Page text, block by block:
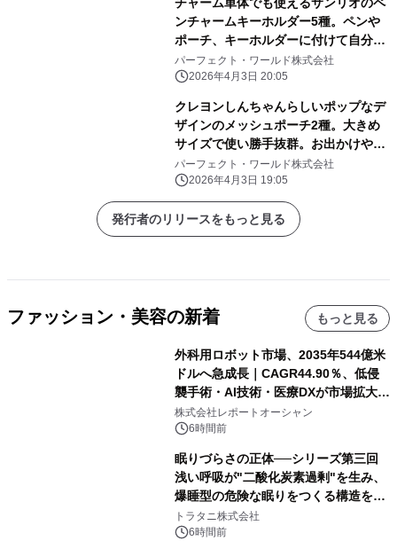
ンチャームキーホルダー5種。ペンや
ポーチ、キーホルダーに付けて自分だ
けのアレンジしよう
パーフェクト・ワールド株式会社
2026年4月3日 20:05
クレヨンしんちゃんらしいポップなデ
ザインのメッシュポーチ2種。大きめ
サイズで使い勝手抜群。お出かけや旅
行にぜひ！
パーフェクト・ワールド株式会社
2026年4月3日 19:05
発行者のリリースをもっと見る
ファッション・美容の新着 もっと見る
外科用ロボット市場、2035年544億米
ドルへ急成長｜CAGR44.90％、低侵
襲手術・AI技術・医療DXが市場拡大を
牽引
株式会社レポートオーシャン
6時間前
眠りづらさの正体──シリーズ第三回
浅い呼吸が"二酸化炭素過剰"を生み、
爆睡型の危険な眠りをつくる構造を解
説
トラタニ株式会社
6時間前